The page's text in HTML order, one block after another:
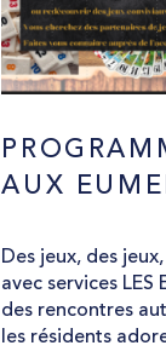
AUX
Des jeux, des
avec services LES
des rencontres
les résidents